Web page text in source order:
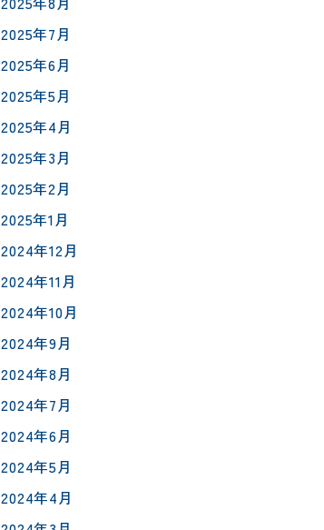
2025年7月
2025年6月
2025年5月
2025年4月
2025年3月
2025年2月
2025年1月
2024年12月
2024年11月
2024年10月
2024年9月
2024年8月
2024年7月
2024年6月
2024年5月
2024年4月